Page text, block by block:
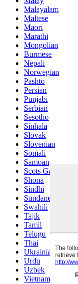
Malayalam
Maltese
Maori
Marathi
Mongolian
Burmese
Nepali
Norwegian
Pashto
Persian
Punjabi
Serbian
Sesotho
Sinhala
Slovak
Slovenian
Somali
Samoan
Scots Gaelic
Shona
Sindhi
Sundanese
Swahili
Tajik
Tamil
Telugu
Thai
Ukrainian
Urdu
Uzbek
Vietnamese